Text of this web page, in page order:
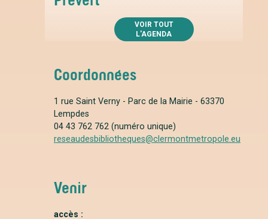
VOIR TOUT
L'AGENDA
Coordonnées
1 rue Saint Verny - Parc de la Mairie - 63370
Lempdes
04 43 762 762 (numéro unique)
reseaudesbibliotheques@clermontmetropole.eu
Venir
accès :